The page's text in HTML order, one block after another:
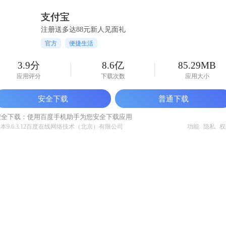
支付宝
注册送多达88元新人见面礼
官方 便捷生活
3.9分
应用评分
8.6亿
下载次数
85.29MB
应用大小
安全下载 普通下载
下载：使用百度手机助手为您安全下载应用
9.6.3.12百度在线网络技术（北京）有限公司 功能 隐私